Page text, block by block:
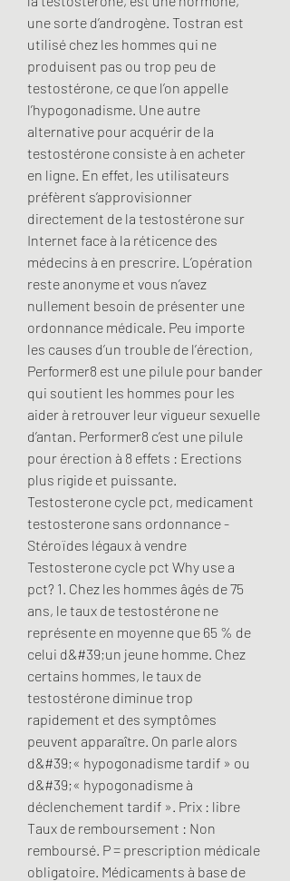
une sorte d’androgène. Tostran est
utilisé chez les hommes qui ne
produisent pas ou trop peu de
testostérone, ce que l’on appelle
l’hypogonadisme. Une autre
alternative pour acquérir de la
testostérone consiste à en acheter
en ligne. En effet, les utilisateurs
préfèrent s’approvisionner
directement de la testostérone sur
Internet face à la réticence des
médecins à en prescrire. L’opération
reste anonyme et vous n’avez
nullement besoin de présenter une
ordonnance médicale. Peu importe
les causes d’un trouble de l’érection,
Performer8 est une pilule pour bander
qui soutient les hommes pour les
aider à retrouver leur vigueur sexuelle
d’antan. Performer8 c’est une pilule
pour érection à 8 effets : Erections
plus rigide et puissante.
Testosterone cycle pct, medicament
testosterone sans ordonnance -
Stéroïdes légaux à vendre
Testosterone cycle pct Why use a
pct? 1. Chez les hommes âgés de 75
ans, le taux de testostérone ne
représente en moyenne que 65 % de
celui d&#39;un jeune homme. Chez
certains hommes, le taux de
testostérone diminue trop
rapidement et des symptômes
peuvent apparaître. On parle alors
d&#39;« hypogonadisme tardif » ou
d&#39;« hypogonadisme à
déclenchement tardif ». Prix : libre
Taux de remboursement : Non
remboursé. P = prescription médicale
obligatoire. Médicaments à base de